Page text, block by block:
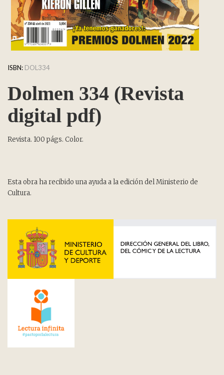
ISBN: DOL334
Dolmen 334 (Revista
digital pdf)
Revista. 100 págs. Color.
Esta obra ha recibido una ayuda a la edición del Ministerio de
Cultura.